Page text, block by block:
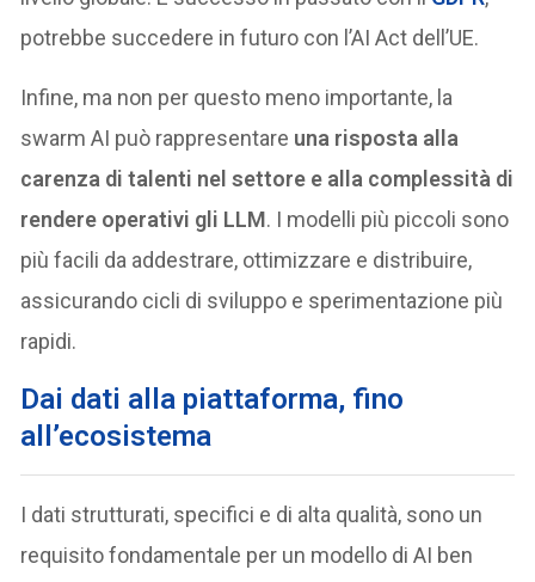
potrebbe succedere in futuro con l’AI Act dell’UE.
Infine, ma non per questo meno importante, la
swarm AI può rappresentare una risposta alla
carenza di talenti nel settore e alla complessità di
rendere operativi gli LLM. I modelli più piccoli sono
più facili da addestrare, ottimizzare e distribuire,
assicurando cicli di sviluppo e sperimentazione più
rapidi.
Dai dati alla piattaforma, fino
all’ecosistema
I dati strutturati, specifici e di alta qualità, sono un
requisito fondamentale per un modello di AI ben